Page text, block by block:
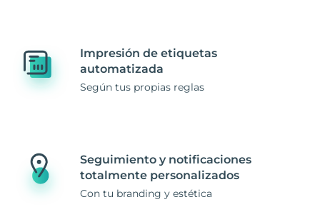
Impresión de etiquetas
automatizada
Según tus propias reglas
Seguimiento y notificaciones
totalmente personalizados
Con tu branding y estética